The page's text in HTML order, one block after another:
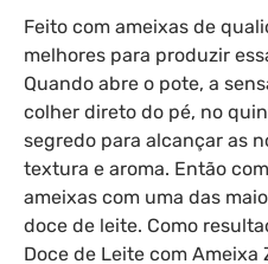
Feito com ameixas de
melhores para produzir
Quando abre o pote, a
colher direto do pé, no
segredo para alcançar as
textura e aroma. Então
ameixas com uma das
doce de leite. Como
Doce de Leite com Ameixa